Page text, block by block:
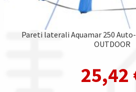
Pareti laterali Aquamar 250
OUTDOOR
25,42